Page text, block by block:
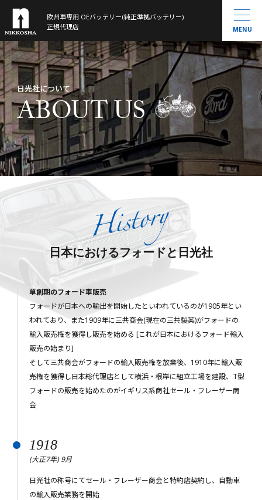
欧州車専用 OEバッテリー(純正準拠バッテリー)
正規代理店
製品ラインナップ
取扱製品一覧
VARTA®
MOLL
Banner
大型トラック／産業用・農機・建機用
米国車・マリン・その他
お知らせ
会社概要
History
バッテリー通信
お問い合わせ
サイトマップ
MENU
日光社について
ABOUT US
日本におけるフォードと日光社
草創期のフォード車販売
フォードが日本への輸出を開始したといわれているのが1905年とい
われており、また1909年に三共商会(現在の三共製薬)がフォードの
輸入販売権を獲得し販売を始める [これが日本におけるフォード輸入
販売の始まり]
そして三共商会がフォードの輸入販売権を放棄後、1910年に輸入販
売権を獲得し日本総代理店として横浜・根岸に組立工場を建設、T型
フォードの販売を始めたのがイギリス系商社セール・フレーザー商
会
1918
(大正7年) 9月
日光社の称号にてセール・フレーザー商会と特約店契約し、自動車
の輸入販売業務を開始